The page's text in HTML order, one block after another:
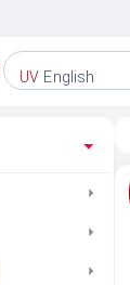
UV English